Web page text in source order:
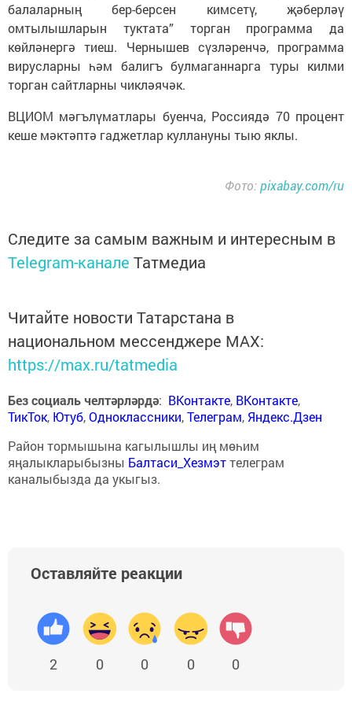
балаларның бер-берсен кимсетү, җәберләү
омтылышларын туктата” торган программа да
көйләнергә тиеш. Чернышев сүзләренчә, программа
вирусларны һәм балигъ булмаганнарга туры килми
торган сайтларны чикләячәк.
ВЦИОМ мәгълүматлары буенча, Россиядә 70 процент
кеше мәктәптә гаджетлар куллануны тыю яклы.
Фото:pixabay.com/ru
Следите за самым важным и интересным в
Telegram-канале Татмедиа
Читайте новости Татарстана в
национальном мессенджере MАХ:
https://max.ru/tatmedia
Без социаль челтәрләрдә: ВКонтакте, ВКонтакте,
ТикТок, Ютуб,Одноклассники,Телеграм, Яндекс.Дзен
Район тормышына кагылышлы иң мөһим
яңалыкларыбызны Балтаси_Хезмэттелеграм
каналыбызда да укыгыз.
Оставляйте реакции
2 0 0 0 0